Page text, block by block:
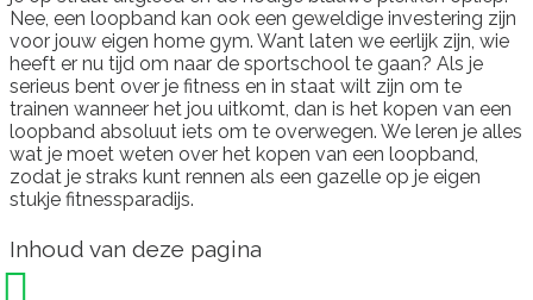
Nee, een loopband kan ook een geweldige investering zijn
voor jouw eigen home gym. Want laten we eerlijk zijn, wie
heeft er nu tijd om naar de sportschool te gaan? Als je
serieus bent over je fitness en in staat wilt zijn om te
trainen wanneer het jou uitkomt, dan is het kopen van een
loopband absoluut iets om te overwegen. We leren je alles
wat je moet weten over het kopen van een loopband,
zodat je straks kunt rennen als een gazelle op je eigen
stukje fitnessparadijs.
Inhoud van deze pagina